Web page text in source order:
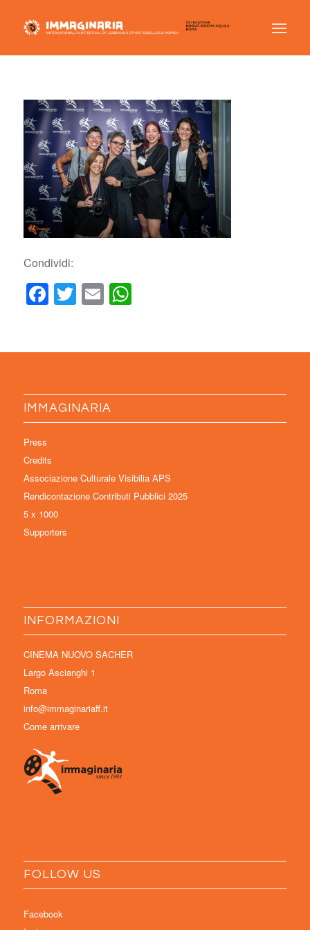
Condividi:
Facebook
Twitter
EmailWhatsApp
IMMAGINARIA
Press
Credits
Associazione Culturale Visibilia APS
Rendicontazione Contributi Pubblici 2025
5 x 1000
Supporters
INFORMAZIONI
CINEMA NUOVO SACHER
Largo Ascianghi 1
Roma
info@immaginariaff.it
Come arrivare
FOLLOW US
Facebook